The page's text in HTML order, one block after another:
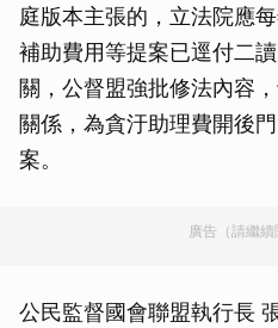
庭版本主張的，立法院應
補助費用等提案已逕付二
關，公督盟強批修法內容
關係，為貪汙助理費開後
案。
廣告（請繼續
公民監督國會聯盟執行長